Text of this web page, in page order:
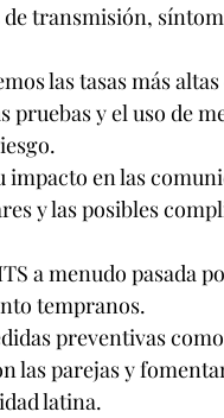
transmisión,
las tasas más
pruebas y el uso de
en las
y las posibles
a menudo pasada
tempranos.
preventivas
las parejas y
latina.